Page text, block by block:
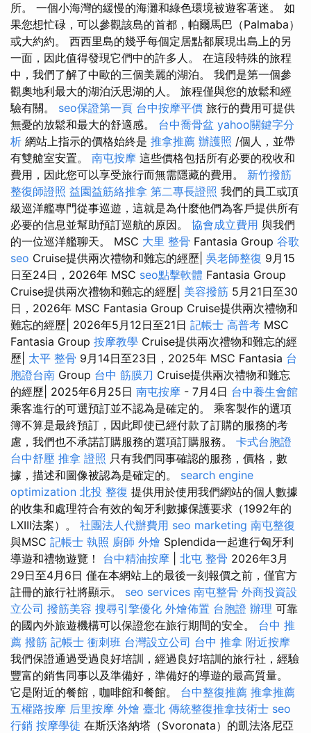
所。 一個小海灣的緩慢的海灘和綠色環境被遊客著迷。 如
果您想忙碌，可以參觀該島的首都，帕爾馬巴（Palmaba）
或大約約。 西西里島的幾乎每個定居點都展現出島上的另
一面，因此值得發現它們中的許多人。 在這段特殊的旅程
中，我們了解了中歐的三個美麗的湖泊。 我們是第一個參
觀奧地利最大的湖泊沃思湖的人。 旅程僅與您的放鬆和經
驗有關。 seo保證第一頁 台中按摩平價 旅行的費用可提供
無憂的放鬆和最大的舒適感。 台中喬骨盆 yahoo關鍵字分
析 網站上指示的價格始終是 推拿推薦 辦護照 /個人，並帶
有雙艙室安置。 南屯按摩 這些價格包括所有必要的稅收和
費用，因此您可以享受旅行而無需隱藏的費用。 新竹撥筋
整復師證照 益園益筋絡推拿 第二專長證照 我們的員工或頂
級巡洋艦專門從事巡遊，這就是為什麼他們為客戶提供所有
必要的信息並幫助預訂巡航的原因。 協會成立費用 與我們
的一位巡洋艦聊天。 MSC 大里 整骨 Fantasia Group 谷歌
seo Cruise提供兩次禮物和難忘的經歷| 吳老師整復 9月15
日至24日，2026年 MSC seo點擊軟體 Fantasia Group
Cruise提供兩次禮物和難忘的經歷| 美容撥筋 5月21日至30
日，2026年 MSC Fantasia Group Cruise提供兩次禮物和
難忘的經歷| 2026年5月12日至21日 記帳士 高普考 MSC
Fantasia Group 按摩教學 Cruise提供兩次禮物和難忘的經
歷| 太平 整骨 9月14日至23日，2025年 MSC Fantasia 台
胞證台南 Group 台中 筋膜刀 Cruise提供兩次禮物和難忘
的經歷| 2025年6月25日 南屯按摩 - 7月4日 台中養生會館
乘客進行的可選預訂並不認為是確定的。 乘客製作的選項
簿不算是最終預訂，因此即使已經付款了訂購的服務的考
慮，我們也不承諾訂購服務的選項訂購服務。 卡式台胞證
台中舒壓 推拿 證照 只有我們同事確認的服務，價格，數
據，描述和圖像被認為是確定的。 search engine
optimization 北投 整復 提供用於使用我們網站的個人數據
的收集和處理符合有效的匈牙利數據保護要求（1992年的
LXIII法案）。 社團法人代辦費用 seo marketing 南屯整復
與MSC 記帳士 執照 廚師 外燴 Splendida一起進行匈牙利
導遊和禮物遊覽！ 台中精油按摩 北屯 整骨 2026年3月
29日至4月6日 僅在本網站上的最後一刻報價之前，僅官方
註冊的旅行社將顯示。 seo services 南屯整骨 外商投資設
立公司 撥筋美容 搜尋引擎優化 外燴佈置 台胞證 辦理 可靠
的國內外旅遊機構可以保證您在旅行期間的安全。 台中 推
薦 撥筋 記帳士 衝刺班 台灣設立公司 台中 推拿 附近按摩
我們保證通過受過良好培訓，經過良好培訓的旅行社，經驗
豐富的銷售同事以及準備好，準備好的導遊的最高質量。
它是附近的餐館，咖啡館和餐館。 台中整復推薦 推拿推薦
五權路按摩 后里按摩 外燴 臺北 傳統整復推拿技術士 seo
行銷 按摩學徒 在斯沃洛納塔（Svoronata）的凱法洛尼亞